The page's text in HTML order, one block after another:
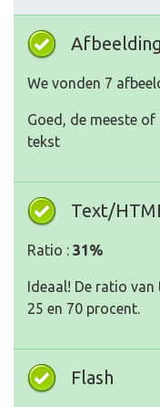
We vonden 7
Goed, de meeste
tekst
Text/
Ratio : 31%
Ideaal! De ratio
25 en 70 procent.
Flash